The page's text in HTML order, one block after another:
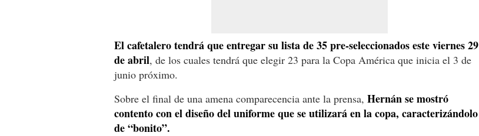
El cafetalero tendrá que entregar su lista de 35 pre-seleccionados este viernes 29
de abril, de los cuales tendrá que elegir 23 para la Copa América que inicia el 3 de
junio próximo.
Sobre el final de una amena comparecencia ante la prensa, Hernán se mostró
contento con el diseño del uniforme que se utilizará en la copa, caracterizándolo
de “bonito”.